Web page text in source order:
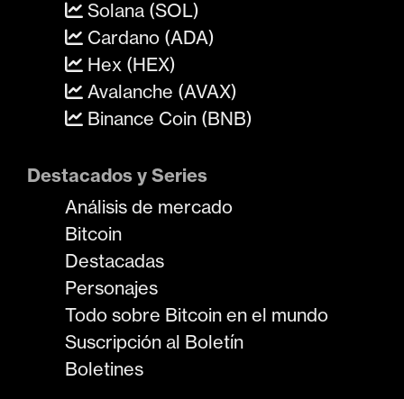
Solana (SOL)
Cardano (ADA)
Hex (HEX)
Avalanche (AVAX)
Binance Coin (BNB)
Destacados y Series
Análisis de mercado
Bitcoin
Destacadas
Personajes
Todo sobre Bitcoin en el mundo
Suscripción al Boletín
Boletines